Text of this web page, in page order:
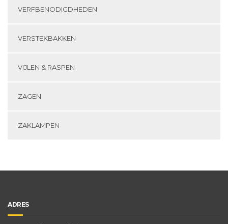
VERFBENODIGDHEDEN
VERSTEKBAKKEN
VIJLEN & RASPEN
ZAGEN
ZAKLAMPEN
ADRES